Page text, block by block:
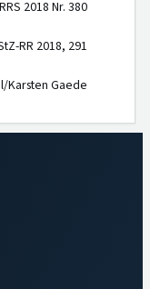
2018 Nr. 380
RR 2018, 291
Karsten Gaede